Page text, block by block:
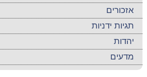
אזכורים
תגיות ידניות
יהדות
מדעים